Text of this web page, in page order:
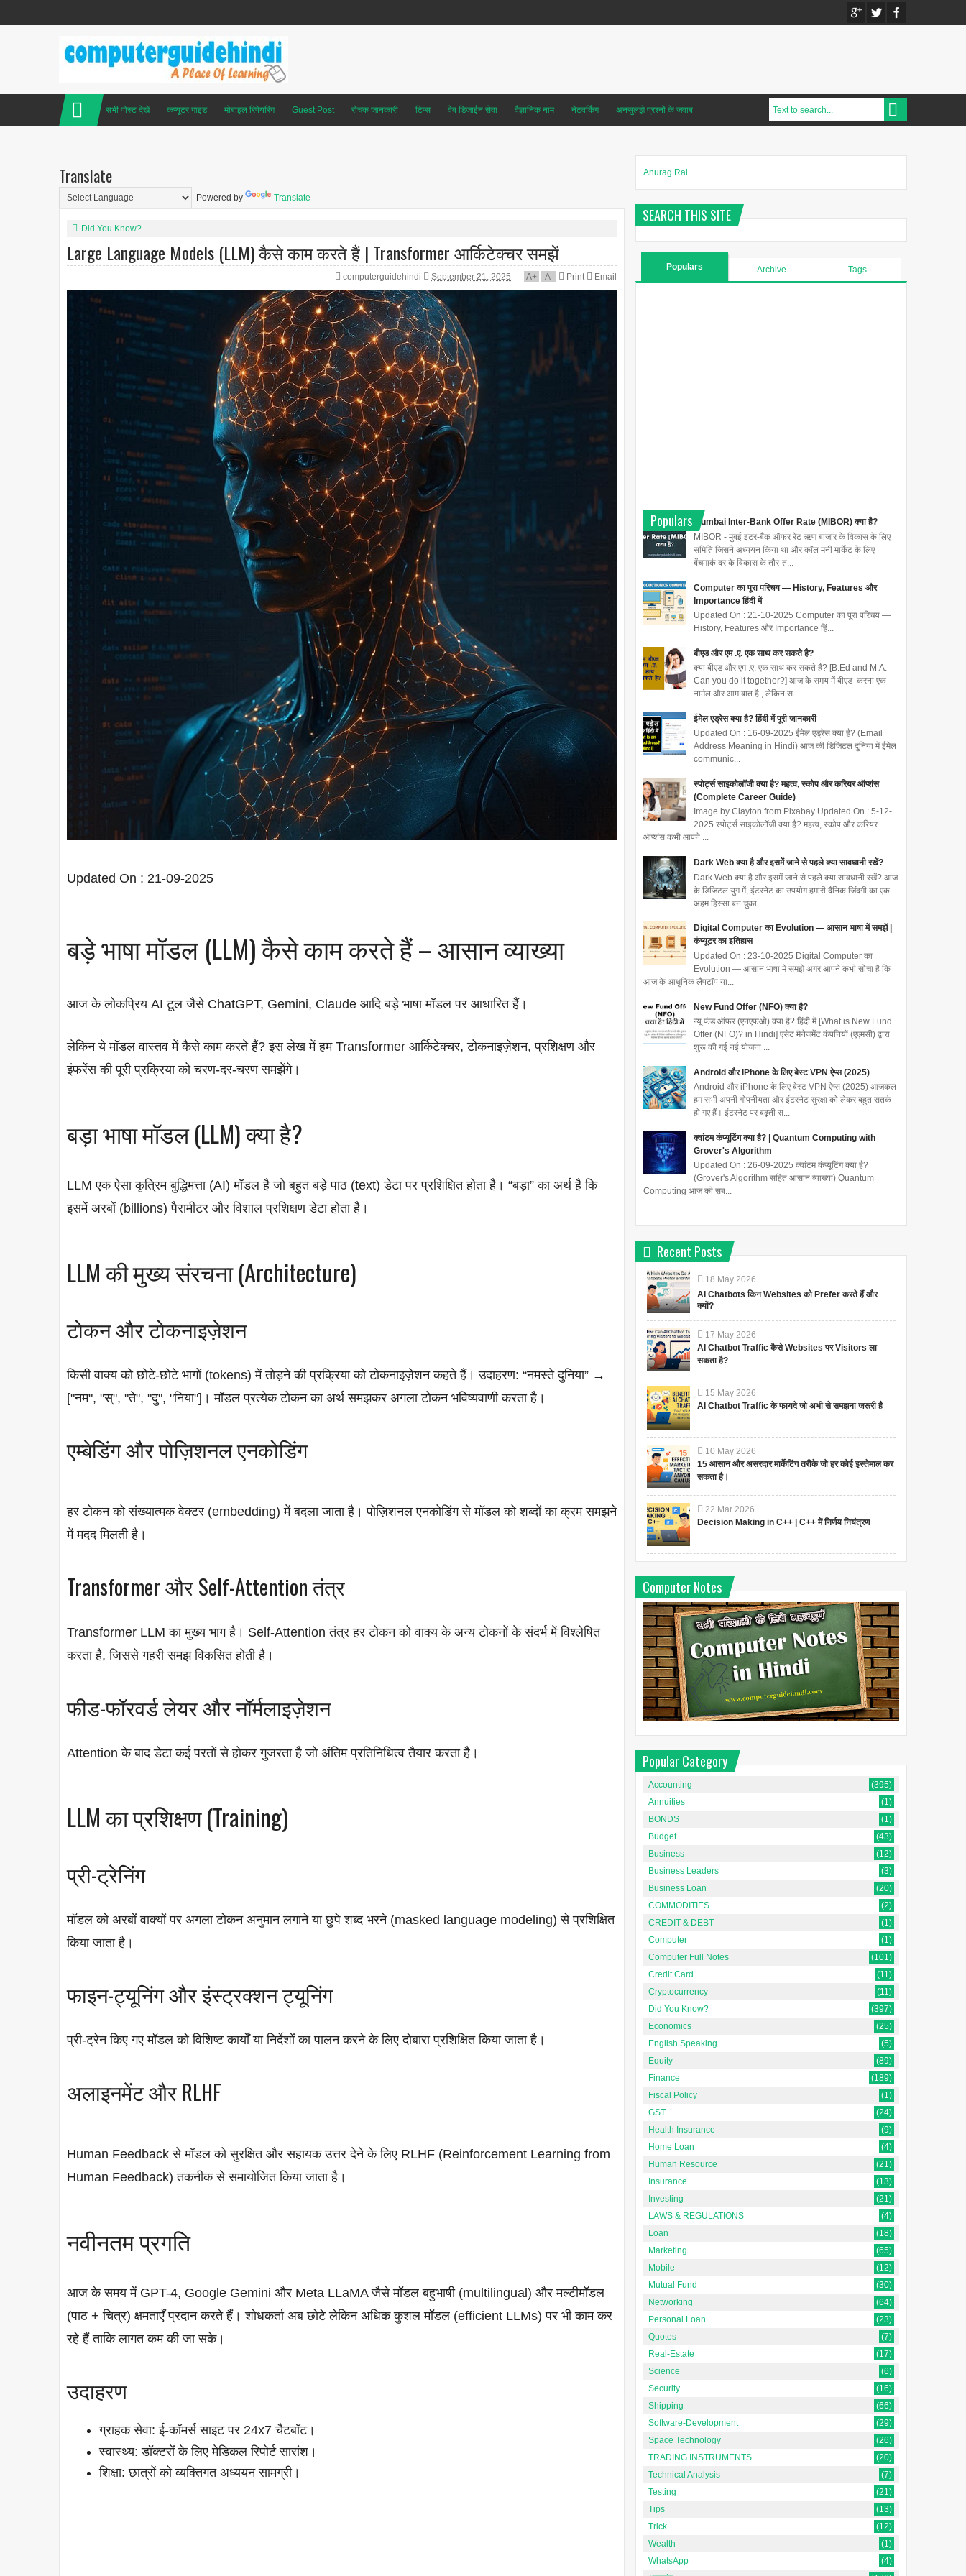
सभी पोस्ट देखें कंप्यूटर गाइड मोबाइल रिपेयरिंग Guest Post रोचक जानकारी टिप्स वेब डिजाईन सेवा वैज्ञानिक नाम नेटवर्किंग अनसुलझे प्रश्नों के जवाब
Translate
Powered by Translate
Did You Know?
Large Language Models (LLM) कैसे काम करते हैं | Transformer आर्किटेक्चर समझें
computerguidehindi September 21, 2025 A+ A- Print Email
Updated On : 21-09-2025
बड़े भाषा मॉडल (LLM) कैसे काम करते हैं – आसान व्याख्या
आज के लोकप्रिय AI टूल जैसे ChatGPT, Gemini, Claude आदि बड़े भाषा मॉडल पर आधारित हैं।
लेकिन ये मॉडल वास्तव में कैसे काम करते हैं? इस लेख में हम Transformer आर्किटेक्चर, टोकनाइज़ेशन, प्रशिक्षण और
इंफरेंस की पूरी प्रक्रिया को चरण-दर-चरण समझेंगे।
बड़ा भाषा मॉडल (LLM) क्या है?
LLM एक ऐसा कृत्रिम बुद्धिमत्ता (AI) मॉडल है जो बहुत बड़े पाठ (text) डेटा पर प्रशिक्षित होता है। “बड़ा” का अर्थ है कि
इसमें अरबों (billions) पैरामीटर और विशाल प्रशिक्षण डेटा होता है।
LLM की मुख्य संरचना (Architecture)
टोकन और टोकनाइज़ेशन
किसी वाक्य को छोटे-छोटे भागों (tokens) में तोड़ने की प्रक्रिया को टोकनाइज़ेशन कहते हैं। उदाहरण: “नमस्ते दुनिया” →
["नम", "स्", "ते", "दु", "निया"]। मॉडल प्रत्येक टोकन का अर्थ समझकर अगला टोकन भविष्यवाणी करता है।
एम्बेडिंग और पोज़िशनल एनकोडिंग
हर टोकन को संख्यात्मक वेक्टर (embedding) में बदला जाता है। पोज़िशनल एनकोडिंग से मॉडल को शब्दों का क्रम समझने
में मदद मिलती है।
Transformer और Self-Attention तंत्र
Transformer LLM का मुख्य भाग है। Self-Attention तंत्र हर टोकन को वाक्य के अन्य टोकनों के संदर्भ में विश्लेषित
करता है, जिससे गहरी समझ विकसित होती है।
फीड-फॉरवर्ड लेयर और नॉर्मलाइज़ेशन
Attention के बाद डेटा कई परतों से होकर गुजरता है जो अंतिम प्रतिनिधित्व तैयार करता है।
LLM का प्रशिक्षण (Training)
प्री-ट्रेनिंग
मॉडल को अरबों वाक्यों पर अगला टोकन अनुमान लगाने या छुपे शब्द भरने (masked language modeling) से प्रशिक्षित
किया जाता है।
फाइन-ट्यूनिंग और इंस्ट्रक्शन ट्यूनिंग
प्री-ट्रेन किए गए मॉडल को विशिष्ट कार्यों या निर्देशों का पालन करने के लिए दोबारा प्रशिक्षित किया जाता है।
अलाइनमेंट और RLHF
Human Feedback से मॉडल को सुरक्षित और सहायक उत्तर देने के लिए RLHF (Reinforcement Learning from
Human Feedback) तकनीक से समायोजित किया जाता है।
नवीनतम प्रगति
आज के समय में GPT-4, Google Gemini और Meta LLaMA जैसे मॉडल बहुभाषी (multilingual) और मल्टीमॉडल
(पाठ + चित्र) क्षमताएँ प्रदान करते हैं। शोधकर्ता अब छोटे लेकिन अधिक कुशल मॉडल (efficient LLMs) पर भी काम कर
रहे हैं ताकि लागत कम की जा सके।
उदाहरण
ग्राहक सेवा: ई-कॉमर्स साइट पर 24x7 चैटबॉट।
स्वास्थ्य: डॉक्टरों के लिए मेडिकल रिपोर्ट सारांश।
शिक्षा: छात्रों को व्यक्तिगत अध्ययन सामग्री।
Anurag Rai
SEARCH THIS SITE
Populars Archive Tags
Populars
Mumbai Inter-Bank Offer Rate (MIBOR) क्या है?
MIBOR - मुंबई इंटर-बैंक ऑफर रेट ऋण बाजार के विकास के लिए
समिति जिसने अध्ययन किया था और कॉल मनी मार्केट के लिए
बेंचमार्क दर के विकास के तौर-त...
Computer का पूरा परिचय — History, Features और
Importance हिंदी में
Updated On : 21-10-2025 Computer का पूरा परिचय —
History, Features और Importance हिं...
बीएड और एम .ए. एक साथ कर सकते है?
क्या बीएड और एम .ए. एक साथ कर सकते है? [B.Ed and M.A.
Can you do it together?] आज के समय में बीएड करना एक
नार्मल और आम बात है , लेकिन स...
ईमेल एड्रेस क्या है? हिंदी में पूरी जानकारी
Updated On : 16-09-2025 ईमेल एड्रेस क्या है? (Email
Address Meaning in Hindi) आज की डिजिटल दुनिया में ईमेल
communic...
स्पोर्ट्स साइकोलॉजी क्या है? महत्व, स्कोप और करियर ऑप्शंस
(Complete Career Guide)
Image by Clayton from Pixabay Updated On : 5-12-
2025 स्पोर्ट्स साइकोलॉजी क्या है? महत्व, स्कोप और करियर
ऑप्शंस कभी आपने ...
Dark Web क्या है और इसमें जाने से पहले क्या सावधानी रखें?
Dark Web क्या है और इसमें जाने से पहले क्या सावधानी रखें? आज
के डिजिटल युग में, इंटरनेट का उपयोग हमारी दैनिक जिंदगी का एक
अहम हिस्सा बन चुका...
Digital Computer का Evolution — आसान भाषा में समझें |
कंप्यूटर का इतिहास
Updated On : 23-10-2025 Digital Computer का
Evolution — आसान भाषा में समझें अगर आपने कभी सोचा है कि
आज के आधुनिक लैपटॉप या...
New Fund Offer (NFO) क्या है?
न्यू फंड ऑफर (एनएफओ) क्या है? हिंदी में [What is New Fund
Offer (NFO)? in Hindi] एसेट मैनेजमेंट कंपनियों (एएमसी) द्वारा
शुरू की गई नई योजना ...
Android और iPhone के लिए बेस्ट VPN ऐप्स (2025)
Android और iPhone के लिए बेस्ट VPN ऐप्स (2025) आजकल
हम सभी अपनी गोपनीयता और इंटरनेट सुरक्षा को लेकर बहुत सतर्क
हो गए हैं। इंटरनेट पर बढ़ती स...
क्वांटम कंप्यूटिंग क्या है? | Quantum Computing with
Grover's Algorithm
Updated On : 26-09-2025 क्वांटम कंप्यूटिंग क्या है?
(Grover's Algorithm सहित आसान व्याख्या) Quantum
Computing आज की सब...
Recent Posts
18 May 2026
AI Chatbots किन Websites को Prefer करते हैं और
क्यों?
17 May 2026
AI Chatbot Traffic कैसे Websites पर Visitors ला
सकता है?
15 May 2026
AI Chatbot Traffic के फायदे जो अभी से समझना जरूरी है
10 May 2026
15 आसान और असरदार मार्केटिंग तरीके जो हर कोई इस्तेमाल कर
सकता है।
22 Mar 2026
Decision Making in C++ | C++ में निर्णय नियंत्रण
Computer Notes
Popular Category
Accounting
(395)
Annuities
(1)
BONDS
(1)
Budget
(43)
Business
(12)
Business Leaders
(3)
Business Loan
(20)
COMMODITIES
(2)
CREDIT & DEBT
(1)
Computer
(1)
Computer Full Notes
(101)
Credit Card
(11)
Cryptocurrency
(11)
Did You Know?
(397)
Economics
(25)
English Speaking
(5)
Equity
(89)
Finance
(189)
Fiscal Policy
(1)
GST
(24)
Health Insurance
(9)
Home Loan
(4)
Human Resource
(21)
Insurance
(13)
Investing
(21)
LAWS & REGULATIONS
(4)
Loan
(18)
Marketing
(65)
Mobile
(12)
Mutual Fund
(30)
Networking
(64)
Personal Loan
(23)
Quotes
(7)
Real-Estate
(17)
Science
(6)
Security
(16)
Shipping
(66)
Software-Development
(29)
Space Technology
(26)
TRADING INSTRUMENTS
(20)
Technical Analysis
(7)
Testing
(21)
Tips
(13)
Trick
(12)
Wealth
(1)
WhatsApp
(4)